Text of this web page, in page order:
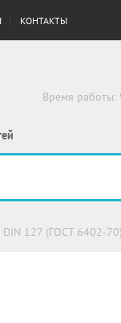
КОНТАКТЫ
Время работы:
DIN 127 (ГОСТ 6402-